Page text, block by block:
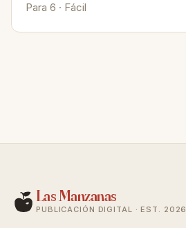
Para 6 · Fácil
Las Manzanas
PUBLICACIÓN DIGITAL · EST. 2026